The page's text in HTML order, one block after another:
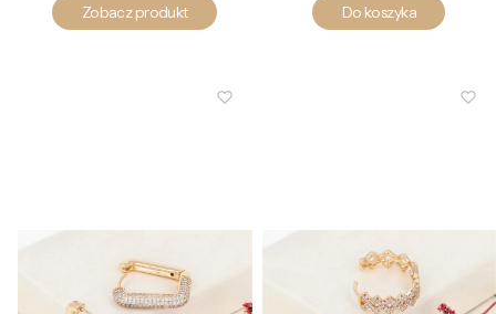
Zobacz produkt Do koszyka